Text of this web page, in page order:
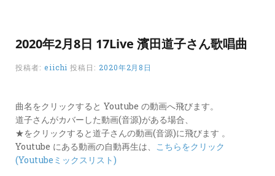
ン
ル
ー
ド
LINK
2020年2月8日 17Live 濱田道子さん歌唱曲
投稿者: eiichi 投稿日: 2020年2月8日
曲名をクリックすると Youtube の動画へ飛びます。
道子さんがカバーした動画(音源)がある場合、
★をクリックすると道子さんの動画(音源)に飛びます 。
Youtube にある動画の自動再生は、 こちらをクリック
(Youtubeミックスリスト)